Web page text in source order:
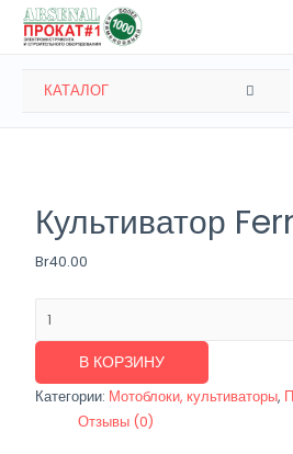
Перейти
КАТАЛОГ
Культиватор
Br40.00
Культиватор
Fermer
В КОРЗИНУ
Категории: Мотоблоки, культиваторы,
Отзывы (0)